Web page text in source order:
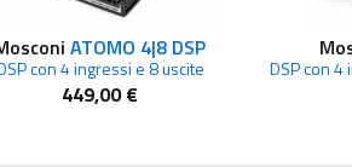
ATOMO 4|8 DSP
con 4 ingressi e 8 uscite
449,00 €